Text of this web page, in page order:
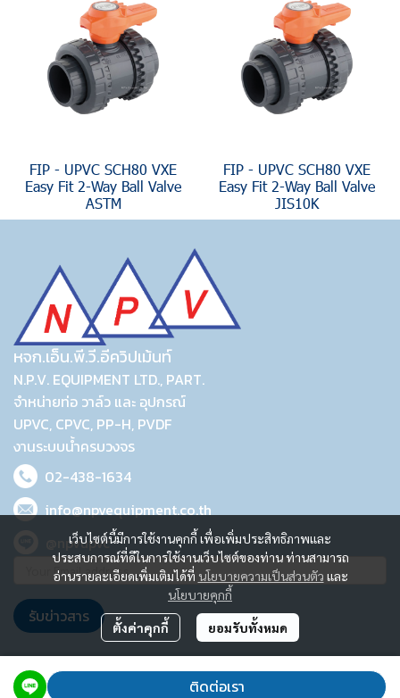
FIP - UPVC SCH80 VXE
Easy Fit 2-Way Ball Valve
ASTM
FIP - UPVC SCH80 VXE
Easy Fit 2-Way Ball Valve
JIS10K
ติดต่อเรา
เว็บไซต์นี้มีการใช้งานคุกกี้ เพื่อเพิ่มประสิทธิภาพและ
ประสบการณ์ที่ดีในการใช้งานเว็บไซต์ของท่าน ท่านสามารถ
อ่านรายละเอียดเพิ่มเติมได้ที่ นโยบายความเป็นส่วนตัว และ
นโยบายคุกกี้
ตั้งค่าคุกกี้ ยอมรับทั้งหมด
หจก.เอ็น.พี.วี.อีควิปเม้นท์
N.P.V. EQUIPMENT LTD., PART.
จำหน่ายท่อ วาล์ว และ อุปกรณ์
UPVC, CPVC, PP-H, PVDF
งานระบบน้ำครบวงจร
02-438-1634
info@npvequipment.co.th
@npvupvc
รับข่าวสาร
2023 © N.P.V. EQUIPMENT LTD., PART.